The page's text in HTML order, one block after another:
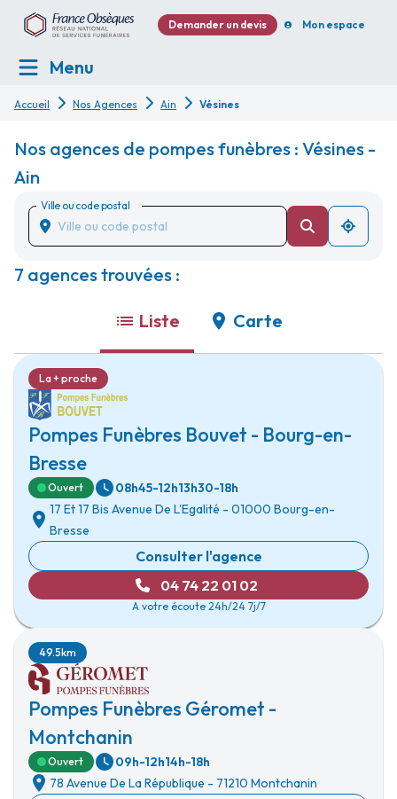
Demander un devis Mon espace
Menu
Accueil Nos Agences Ain Vésines
Nos agences de pompes funèbres : Vésines -
Ain
Ville ou code postal
7 agences trouvées :
Liste Carte
Pompes Funèbres Bouvet - Bourg-en-
Bresse
La + proche
Ouvert 08h45-12h13h30-18h
17 Et 17 Bis Avenue De L'Egalité - 01000 Bourg-en-
Bresse
Consulter l'agence
04 74 22 01 02
A votre écoute 24h/24 7j/7
Pompes Funèbres Géromet -
Montchanin
49.5km
Ouvert 09h-12h14h-18h
78 Avenue De La République - 71210 Montchanin